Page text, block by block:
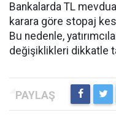
Bankalarda TL
karara göre stopaj
Bu nedenle,
değişiklikleri dikkatle